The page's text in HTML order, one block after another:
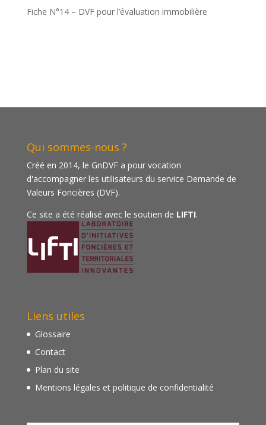
Fiche N°14 – DVF pour l’évaluation immobilière
Qui sommes-nous ?
Créé en 2014, le GnDVF a pour vocation
d'accompagner les utilisateurs du service Demande de
Valeurs Foncières (DVF).
Ce site a été réalisé avec le soutien de LIFTI.
Liens utiles
Glossaire
Contact
Plan du site
Mentions légales et politique de confidentialité